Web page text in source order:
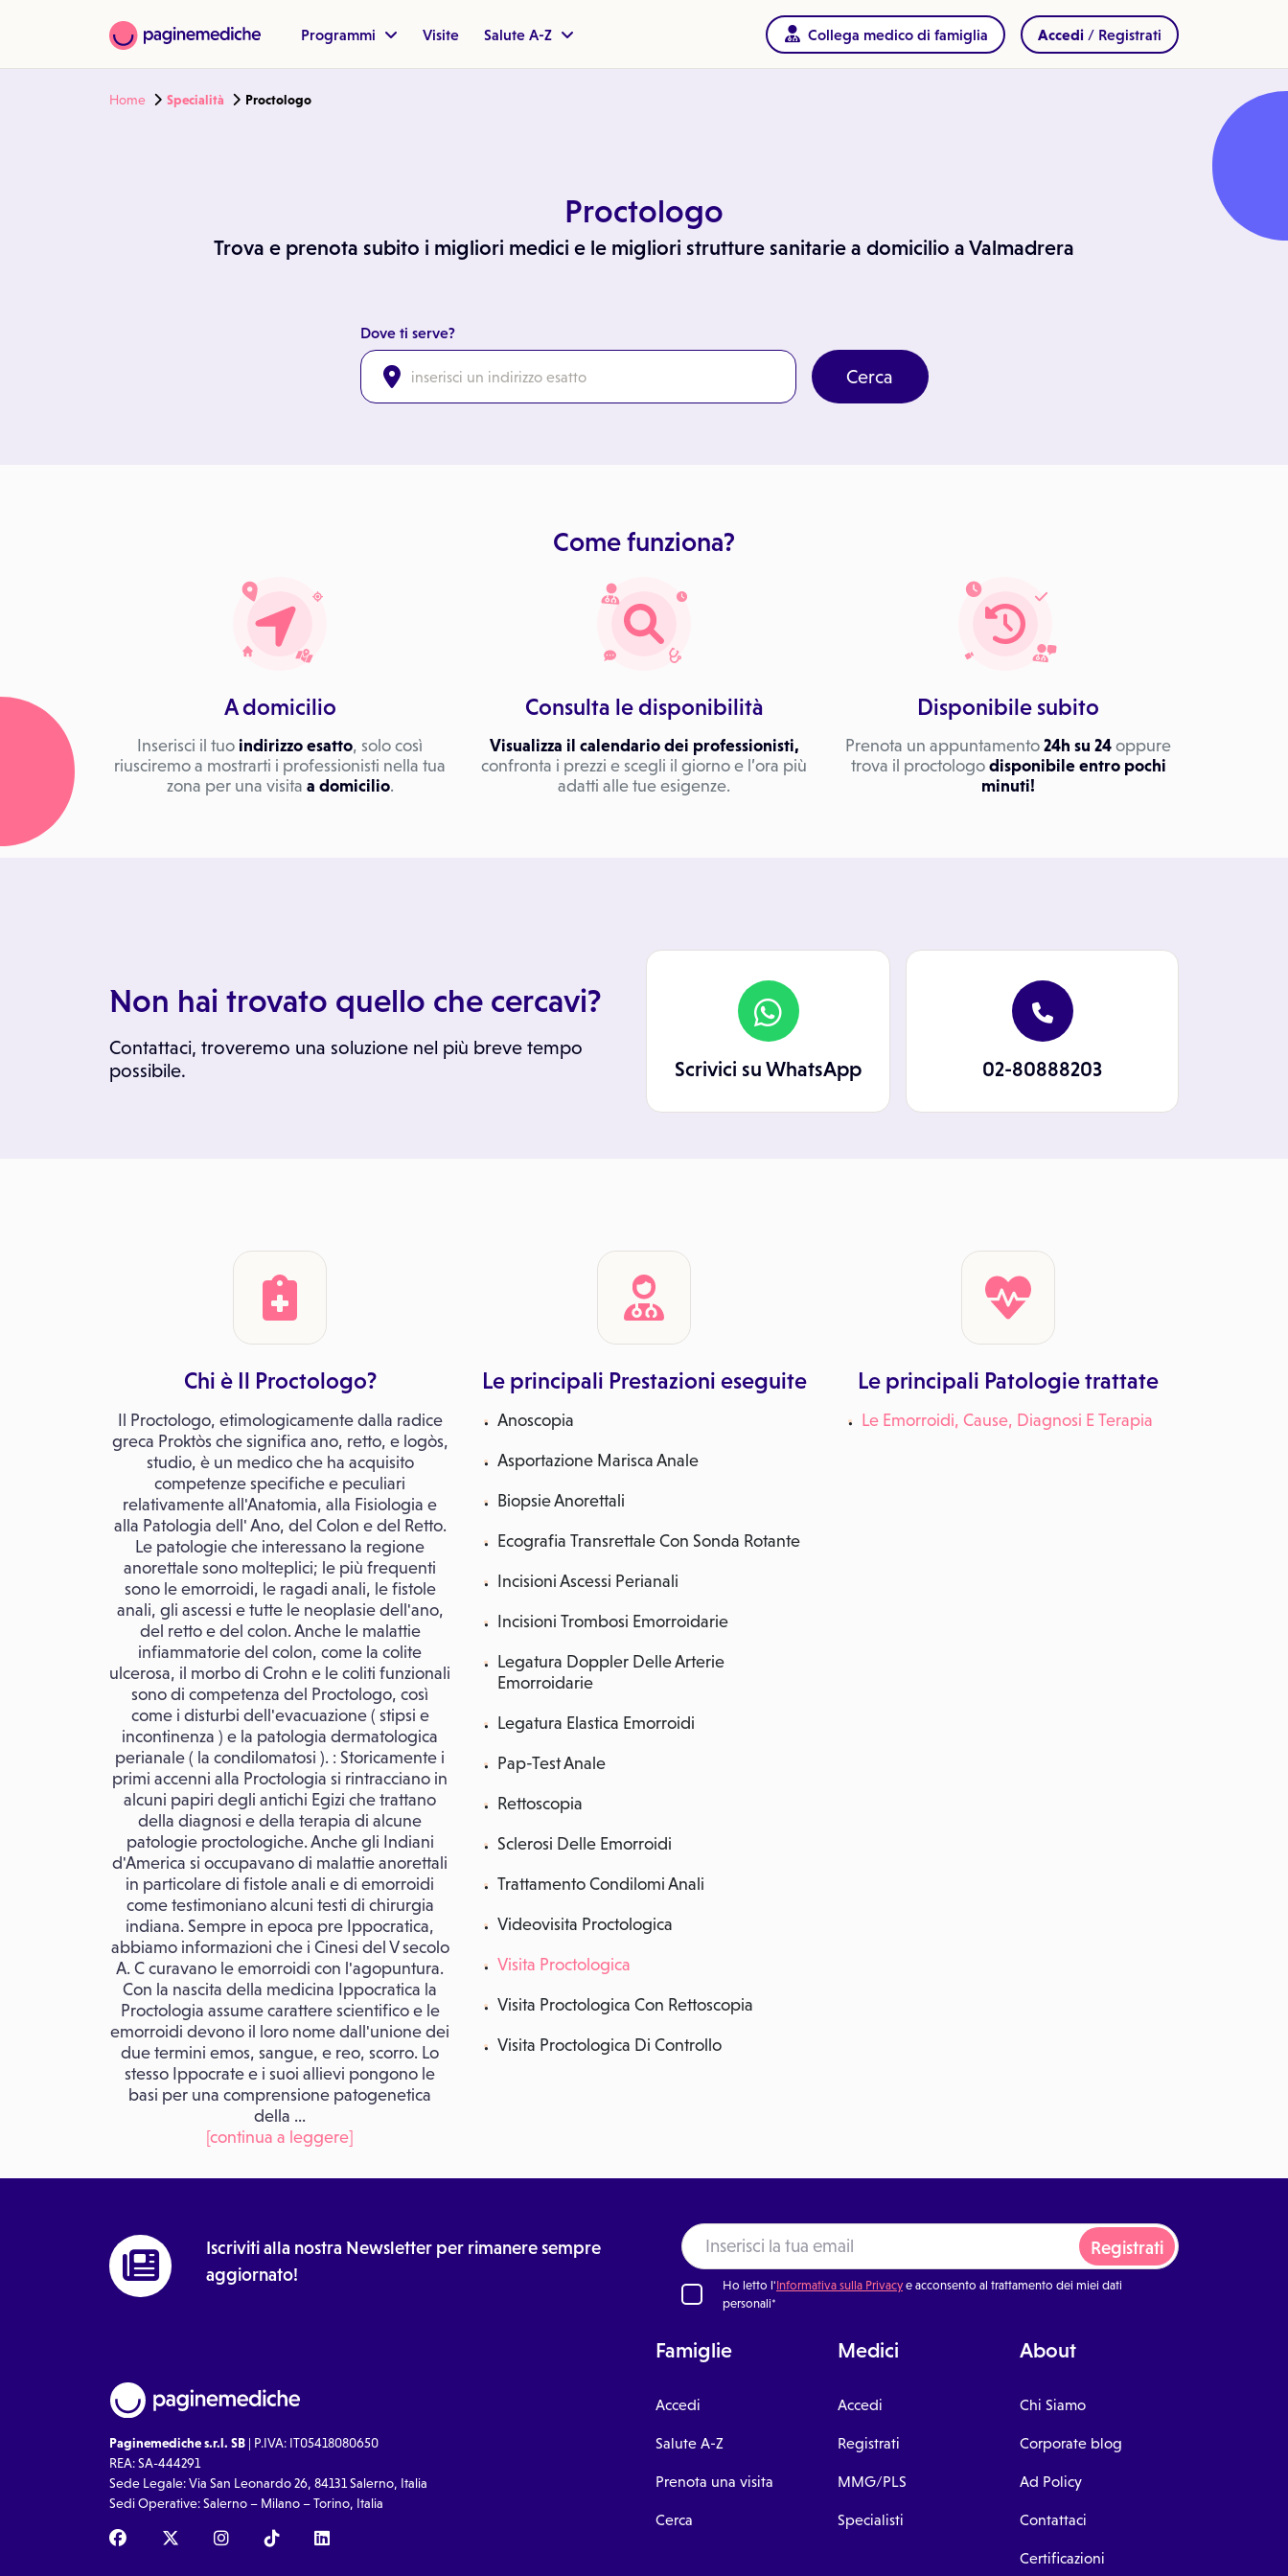
Programmi Visite Salute A-Z Collega medico di famiglia Accedi / Registrati
Home Specialità Proctologo
Proctologo
Trova e prenota subito i migliori medici e le migliori strutture sanitarie a domicilio a Valmadrera
Dove ti serve?
Cerca
Come funziona?
A domicilio
Inserisci il tuo indirizzo esatto, solo così
riusciremo a mostrarti i professionisti nella tua
zona per una visita a domicilio.
Consulta le disponibilità
Visualizza il calendario dei professionisti,
confronta i prezzi e scegli il giorno e l’ora più
adatti alle tue esigenze.
Disponibile subito
Prenota un appuntamento 24h su 24 oppure
trova il proctologo disponibile entro pochi
minuti!
Non hai trovato quello che cercavi?
Contattaci, troveremo una soluzione nel più breve tempo
possibile.
Scrivici su WhatsApp 02-80888203
Chi è Il Proctologo?
Il Proctologo, etimologicamente dalla radice
greca Proktòs che significa ano, retto, e logòs,
studio, è un medico che ha acquisito
competenze specifiche e peculiari
relativamente all'Anatomia, alla Fisiologia e
alla Patologia dell' Ano, del Colon e del Retto.
Le patologie che interessano la regione
anorettale sono molteplici; le più frequenti
sono le emorroidi, le ragadi anali, le fistole
anali, gli ascessi e tutte le neoplasie dell'ano,
del retto e del colon. Anche le malattie
infiammatorie del colon, come la colite
ulcerosa, il morbo di Crohn e le coliti funzionali
sono di competenza del Proctologo, così
come i disturbi dell'evacuazione ( stipsi e
incontinenza ) e la patologia dermatologica
perianale ( la condilomatosi ). : Storicamente i
primi accenni alla Proctologia si rintracciano in
alcuni papiri degli antichi Egizi che trattano
della diagnosi e della terapia di alcune
patologie proctologiche. Anche gli Indiani
d'America si occupavano di malattie anorettali
in particolare di fistole anali e di emorroidi
come testimoniano alcuni testi di chirurgia
indiana. Sempre in epoca pre Ippocratica,
abbiamo informazioni che i Cinesi del V secolo
A. C curavano le emorroidi con l'agopuntura.
Con la nascita della medicina Ippocratica la
Proctologia assume carattere scientifico e le
emorroidi devono il loro nome dall'unione dei
due termini emos, sangue, e reo, scorro. Lo
stesso Ippocrate e i suoi allievi pongono le
basi per una comprensione patogenetica
della ...
[continua a leggere]
Le principali Prestazioni eseguite
Anoscopia
Asportazione Marisca Anale
Biopsie Anorettali
Ecografia Transrettale Con Sonda Rotante
Incisioni Ascessi Perianali
Incisioni Trombosi Emorroidarie
Legatura Doppler Delle Arterie
Emorroidarie
Legatura Elastica Emorroidi
Pap-Test Anale
Rettoscopia
Sclerosi Delle Emorroidi
Trattamento Condilomi Anali
Videovisita Proctologica
Visita Proctologica
Visita Proctologica Con Rettoscopia
Visita Proctologica Di Controllo
Le principali Patologie trattate
Le Emorroidi, Cause, Diagnosi E Terapia
Iscriviti alla nostra Newsletter per rimanere sempre
aggiornato!
Registrati
Ho letto l'Informativa sulla Privacye acconsento al trattamento dei miei dati
personali*
Paginemediche s.r.l. SB | P.IVA: IT05418080650
REA: SA-444291
Sede Legale: Via San Leonardo 26, 84131 Salerno, Italia
Sedi Operative: Salerno – Milano – Torino, Italia
Famiglie
Accedi
Salute A-Z
Prenota una visita
Cerca
Medici
Accedi
Registrati
MMG/PLS
Specialisti
About
Chi Siamo
Corporate blog
Ad Policy
Contattaci
Certificazioni